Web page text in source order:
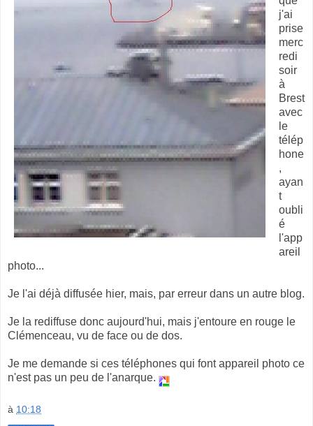
j'ai
prise
merc
redi
soir
à
Brest
avec
le
télép
hone
,
ayan
t
oubli
é
l'app
areil
photo...
Je l'ai déjà diffusée hier, mais, par erreur dans un autre blog.
Je la rediffuse donc aujourd'hui, mais j'entoure en rouge le
Clémenceau, vu de face ou de dos.
Je me demande si ces téléphones qui font appareil photo ce
n'est pas un peu de l'anarque.
à 10:18